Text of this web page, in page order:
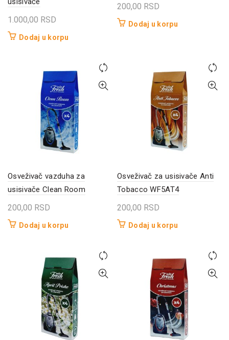
1.000,00 RSD
Dodaj u korpu
200,00 RSD
Dodaj u korpu
Osveživač vazduha za
usisivače Clean Room
200,00 RSD
Dodaj u korpu
Osveživač za usisivače Anti
Tobacco WF5AT4
200,00 RSD
Dodaj u korpu